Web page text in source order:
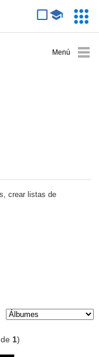
crear listas de
de1)